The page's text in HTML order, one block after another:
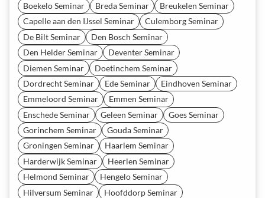
Boekelo Seminar
Breda Seminar
Breukelen Seminar
Capelle aan den IJssel Seminar
Culemborg Seminar
De Bilt Seminar
Den Bosch Seminar
Den Helder Seminar
Deventer Seminar
Diemen Seminar
Doetinchem Seminar
Dordrecht Seminar
Ede Seminar
Eindhoven Seminar
Emmeloord Seminar
Emmen Seminar
Enschede Seminar
Geleen Seminar
Goes Seminar
Gorinchem Seminar
Gouda Seminar
Groningen Seminar
Haarlem Seminar
Harderwijk Seminar
Heerlen Seminar
Helmond Seminar
Hengelo Seminar
Hilversum Seminar
Hoofddorp Seminar